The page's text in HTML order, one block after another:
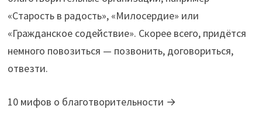
«Старость в радость», «Милосердие» или
«Гражданское содействие». Скорее всего, придётся
немного повозиться — позвонить, договориться,
отвезти.
10 мифов о благотворительности →